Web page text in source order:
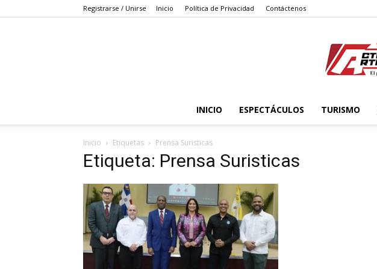
Registrarse / Unirse Inicio Política de Privacidad Contáctenos
INICIO ESPECTÁCULOS TURISMO
Inicio Etiquetas Prensa Suristicas
Etiqueta: Prensa Suristicas